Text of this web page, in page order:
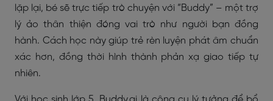
lặp lại, bé sẽ trực tiếp trò chuyện với “Buddy” – một trợ
lý ảo thân thiện đóng vai trò như người bạn đồng
hành. Cách học này giúp trẻ rèn luyện phát âm chuẩn
xác hơn, đồng thời hình thành phản xạ giao tiếp tự
nhiên.